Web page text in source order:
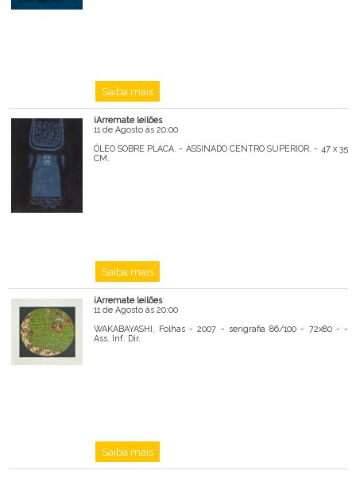
Saiba mais
iArremate leilões
11 de Agosto às 20:00
ÓLEO SOBRE PLACA. - ASSINADO CENTRO SUPERIOR. - 47 x 35
CM.
Saiba mais
iArremate leilões
11 de Agosto às 20:00
WAKABAYASHI, Folhas - 2007 - serigrafia 86/100 - 72x80 - -
Ass. Inf. Dir.
Saiba mais